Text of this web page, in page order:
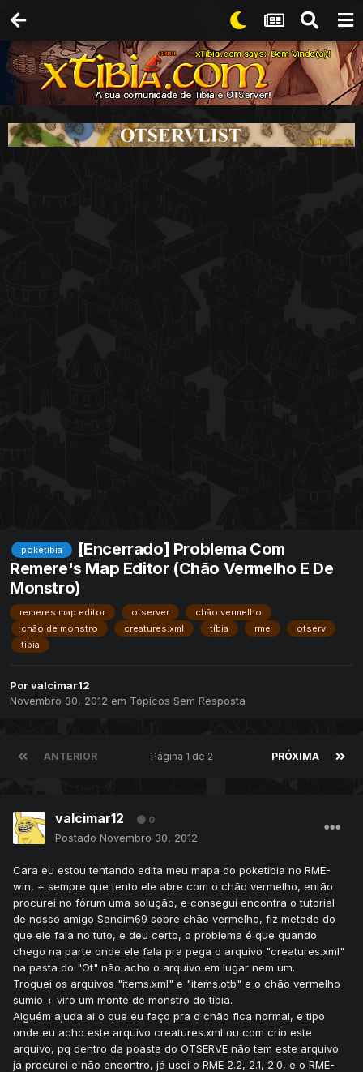
poketibia
[Encerrado] Problema Com
Remere's Map Editor (Chão Vermelho E De
Monstro)
remeres map editor otserver
chão vermelho
chão de monstro
creatures.xml tíbia rme
otserv
tibia
Porvalcimar12
Novembro 30, 2012 em Tópicos Sem Resposta
ANTERIOR PRÓXIMA
Página 1 de 2
valcimar12 0
Postado Novembro 30, 2012
Cara eu estou tentando edita meu mapa do poketibia no RME-
win, + sempre que tento ele abre com o chão vermelho, então
procurei no fórum uma solução, e consegui encontra o tutorial
de nosso amigo Sandim69 sobre chão vermelho, fiz metade do
que ele fala no tuto, e deu certo, o problema é que quando
chego na parte onde ele fala pra pega o arquivo "creatures.xml"
na pasta do "Ot" não acho o arquivo em lugar nem um.
Troquei os arquivos "items.xml" e "items.otb" e o chão vermelho
sumio + viro um monte de monstro do tíbia.
Alguém ajuda ai o que eu faço pra o chão fica normal, e tipo
onde eu acho este arquivo creatures.xml ou com crio este
arquivo, pq dentro da poasta do OTSERVE não tem este arquivo
já procurei e não encontro, já usei o RME 2.2, 2.1, 2.0, e o RME-